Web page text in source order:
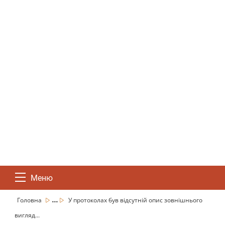
Меню
Головна ...
У протоколах був відсутній опис зовнішнього
вигляд...